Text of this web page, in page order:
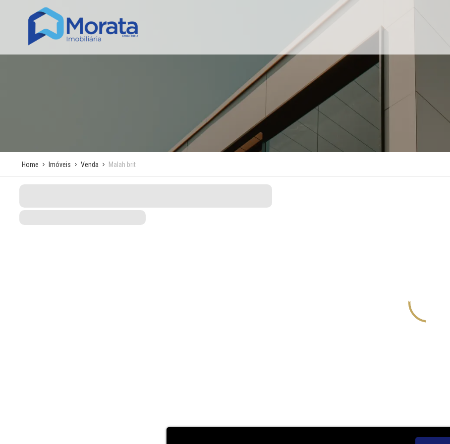
Home Imóveis Venda Malah brit